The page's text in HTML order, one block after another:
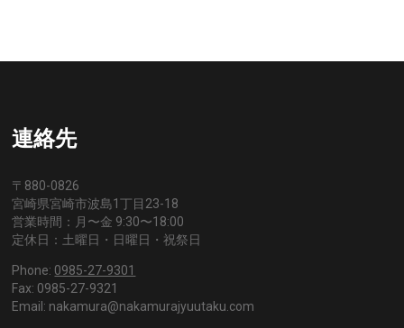
連絡先
〒880-0826
宮崎県宮崎市波島1丁目23-18
営業時間：月〜金 9:30〜18:00
定休日：土曜日・日曜日・祝祭日
Phone: 0985-27-9301
Fax: 0985-27-9321
Email: nakamura@nakamurajyuutaku.com